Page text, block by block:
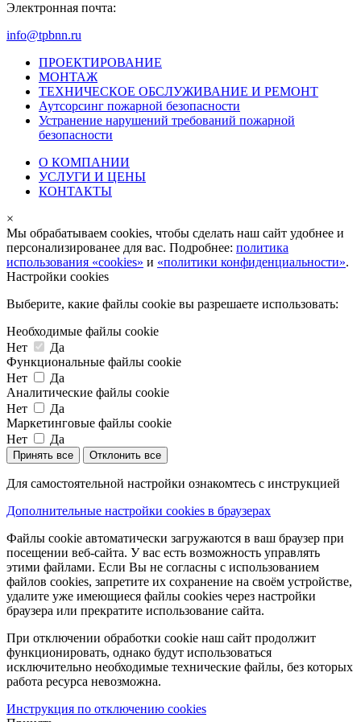
Электронная почта:
info@tpbnn.ru
ПРОЕКТИРОВАНИЕ
МОНТАЖ
ТЕХНИЧЕСКОЕ ОБСЛУЖИВАНИЕ И РЕМОНТ
Аутсорсинг пожарной безопасности
Устранение нарушений требований пожарной
безопасности
О КОМПАНИИ
УСЛУГИ И ЦЕНЫ
КОНТАКТЫ
×
Мы обрабатываем cookies, чтобы сделать наш сайт удобнее и
персонализированее для вас. Подробнее: политика
использования «cookies» и «политики конфиденциальности».
Настройки cookies
Выберите, какие файлы cookie вы разрешаете использовать:
Необходимые файлы cookie
Нет
Да
Функциональные файлы cookie
Нет
Да
Аналитические файлы cookie
Нет
Да
Маркетинговые файлы cookie
Нет
Да
Принять все Отклонить все
Для самостоятельной настройки ознакомтесь с инструкцией
Дополнительные настройки cookies в браузерах
Файлы cookie автоматически загружаются в ваш браузер при
посещении веб-сайта. У вас есть возможность управлять
этими файлами. Если Вы не согласны с использованием
файлов cookies, запретите их сохранение на своём устройстве,
удалите уже имеющиеся файлы cookies через настройки
браузера или прекратите использование сайта.
При отключении обработки cookie наш сайт продолжит
функционировать, однако будут использоваться
исключительно необходимые технические файлы, без которых
работа ресурса невозможна.
Инструкция по отключению cookies